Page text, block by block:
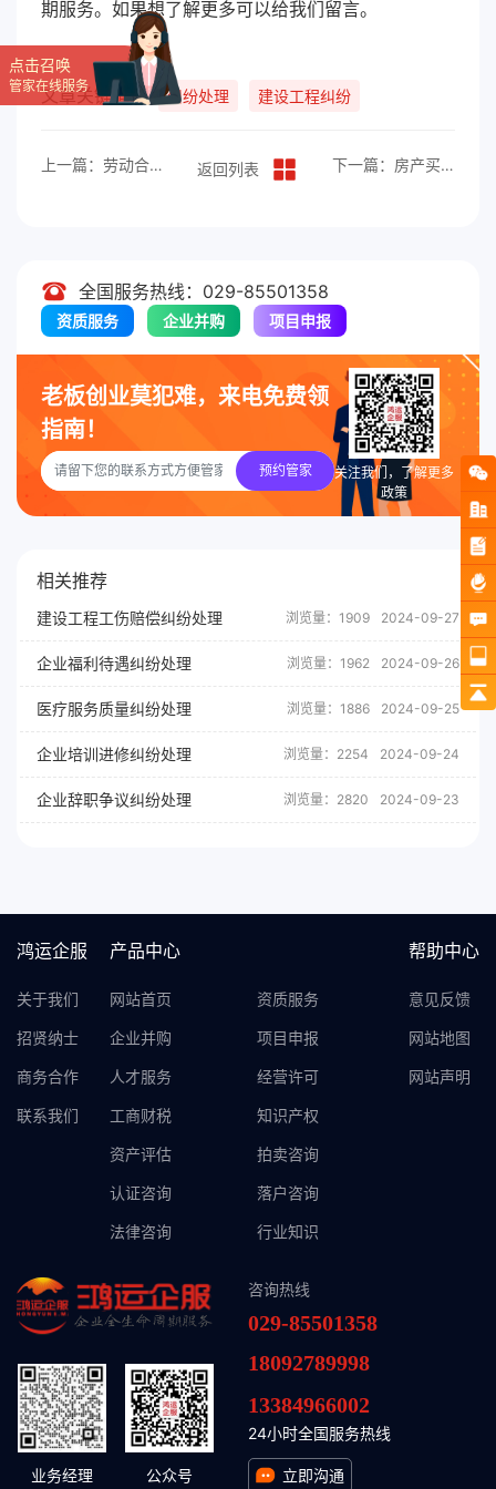
期服务。如果想了解更多可以给我们留言。
文章关键词： 纠纷处理 建设工程纠纷
上一篇：劳动合同纠纷的类型及解决途径 返回列表 下一篇：房产买卖纠纷都有哪些
全国服务热线：029-85501358
资质服务 企业并购 项目申报
老板创业莫犯难，来电免费领
指南！
预约管家
关注我们，了解更多
政策
相关推荐
建设工程工伤赔偿纠纷处理 浏览量：1909 2024-09-27
企业福利待遇纠纷处理 浏览量：1962 2024-09-26
医疗服务质量纠纷处理 浏览量：1886 2024-09-25
企业培训进修纠纷处理 浏览量：2254 2024-09-24
企业辞职争议纠纷处理 浏览量：2820 2024-09-23
点击召唤
管家在线服务
鸿运企服
关于我们
招贤纳士
商务合作
联系我们
产品中心
网站首页 资质服务
企业并购 项目申报
人才服务 经营许可
工商财税 知识产权
资产评估 拍卖咨询
认证咨询 落户咨询
法律咨询 行业知识
帮助中心
意见反馈
网站地图
网站声明
业务经理 公众号
咨询热线
029-85501358
18092789998
13384966002
24小时全国服务热线
立即沟通